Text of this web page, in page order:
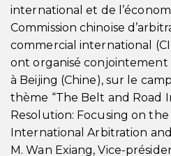
international et de
Commission chinoise
commercial international
ont organisé
à Beijing (Chine), sur le
thème “The Belt and Road
Resolution: Focusing on
International Arbitration
M. Wan Exiang, Vice-